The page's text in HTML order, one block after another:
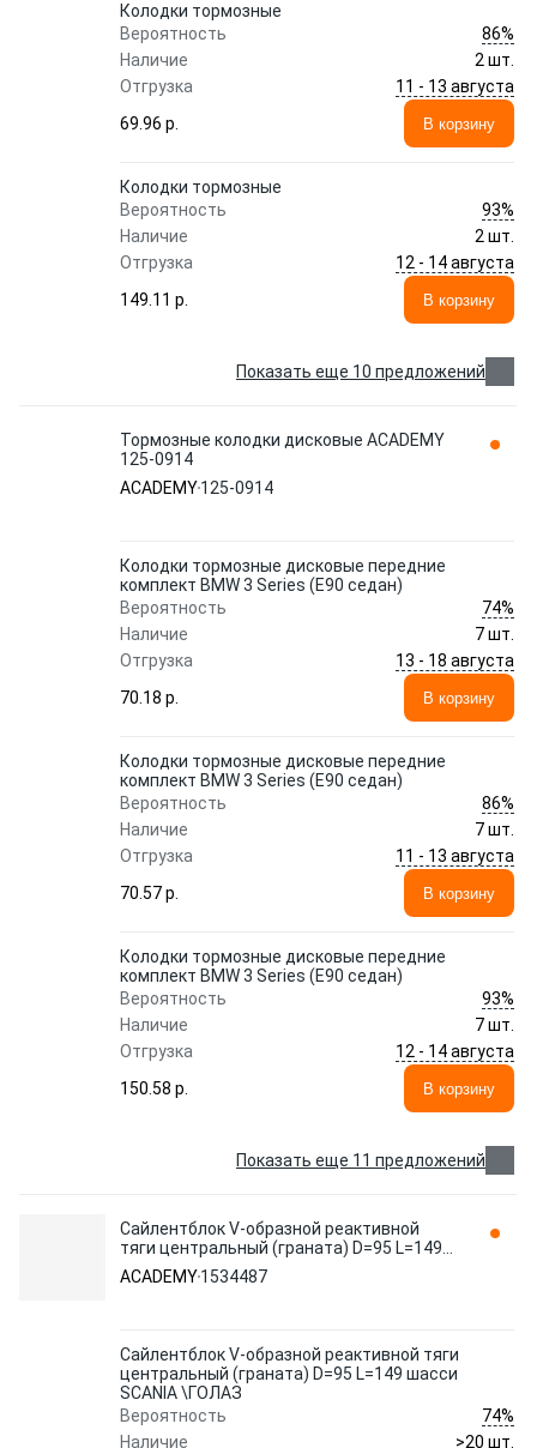
Колодки тормозные
Вероятность
86%
Наличие
2 шт.
Отгрузка
11 - 13 августа
69.96 p.
В корзину
Колодки тормозные
Вероятность
93%
Наличие
2 шт.
Отгрузка
12 - 14 августа
149.11 p.
В корзину
Показать еще 10 предложений
Тормозные колодки дисковые ACADEMY
125-0914
ACADEMY125-0914
Колодки тормозные дисковые передние
комплект BMW 3 Series (E90 седан)
Вероятность
74%
Наличие
7 шт.
Отгрузка
13 - 18 августа
70.18 p.
В корзину
Колодки тормозные дисковые передние
комплект BMW 3 Series (E90 седан)
Вероятность
86%
Наличие
7 шт.
Отгрузка
11 - 13 августа
70.57 p.
В корзину
Колодки тормозные дисковые передние
комплект BMW 3 Series (E90 седан)
Вероятность
93%
Наличие
7 шт.
Отгрузка
12 - 14 августа
150.58 p.
В корзину
Показать еще 11 предложений
Сайлентблок V-образной реактивной
тяги центральный (граната) D=95 L=149
шасси SCANIA \ГОЛАЗ 1534487 ACADEMY
ACADEMY1534487
Сайлентблок V-образной реактивной тяги
центральный (граната) D=95 L=149 шасси
SCANIA \ГОЛАЗ
Вероятность
74%
Наличие
>20 шт.